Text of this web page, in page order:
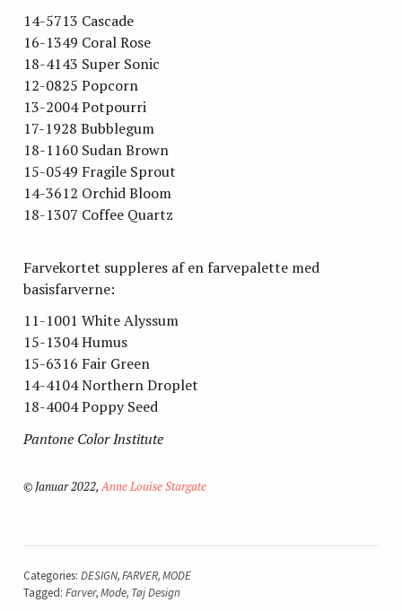
14-5713 Cascade
16-1349 Coral Rose
18-4143 Super Sonic
12-0825 Popcorn
13-2004 Potpourri
17-1928 Bubblegum
18-1160 Sudan Brown
15-0549 Fragile Sprout
14-3612 Orchid Bloom
18-1307 Coffee Quartz
Farvekortet suppleres af en farvepalette med
basisfarverne:
11-1001 White Alyssum
15-1304 Humus
15-6316 Fair Green
14-4104 Northern Droplet
18-4004 Poppy Seed
Pantone Color Institute
© Januar 2022,Anne Louise Stargate
Categories: DESIGN,FARVER,MODE
Tagged: Farver,Mode, Tøj Design